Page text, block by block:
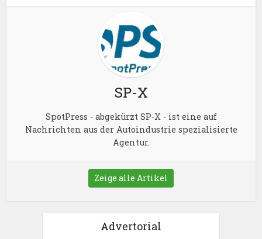
SP-X
SpotPress - abgekürzt SP-X - ist eine auf
Nachrichten aus der Autoindustrie spezialisierte
Agentur.
Zeige alle Artikel
Advertorial